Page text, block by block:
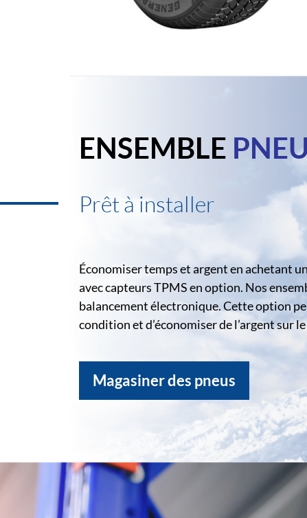
ENSEMBLE
Prêt à installer
Économiser temps et argent en achetant
avec capteurs TPMS en option. Nos
balancement électronique. Cette option
condition et d’économiser de l’argent sur
Magasiner des pneus